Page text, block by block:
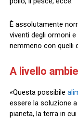
È assolutamente
viventi degli ormoni
nemmeno con quelli
A livello
«Questa possibile
essere la soluzione
pianeta, la terra in